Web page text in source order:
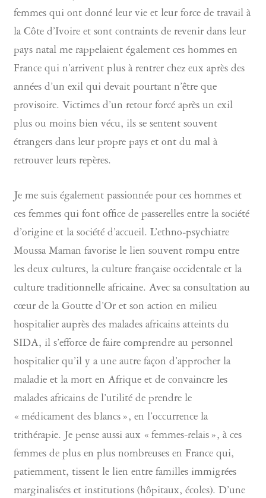
femmes qui ont donné leur vie et leur force de travail à
la Côte d’Ivoire et sont contraints de revenir dans leur
pays natal me rappelaient également ces hommes en
France qui n’arrivent plus à rentrer chez eux après des
années d’un exil qui devait pourtant n’être que
provisoire. Victimes d’un retour forcé après un exil
plus ou moins bien vécu, ils se sentent souvent
étrangers dans leur propre pays et ont du mal à
retrouver leurs repères.
Je me suis également passionnée pour ces hommes et
ces femmes qui font office de passerelles entre la société
d’origine et la société d’accueil. L’ethno-psychiatre
Moussa Maman favorise le lien souvent rompu entre
les deux cultures, la culture française occidentale et la
culture traditionnelle africaine. Avec sa consultation au
cœur de la Goutte d’Or et son action en milieu
hospitalier auprès des malades africains atteints du
SIDA, il s’efforce de faire comprendre au personnel
hospitalier qu’il y a une autre façon d’approcher la
maladie et la mort en Afrique et de convaincre les
malades africains de l’utilité de prendre le
« médicament des blancs », en l’occurrence la
trithérapie. Je pense aussi aux « femmes-relais », à ces
femmes de plus en plus nombreuses en France qui,
patiemment, tissent le lien entre familles immigrées
marginalisées et institutions (hôpitaux, écoles). D’une